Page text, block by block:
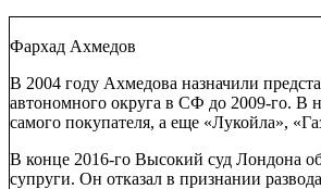
Фархад Ахмедов
В 2004 году Ахмедова назначили
автономного округа в СФ до 2009-го. В
самого покупателя, а еще «Лукойла»,
В конце 2016-го Высокий суд Лондона
супруги. Он отказал в признании